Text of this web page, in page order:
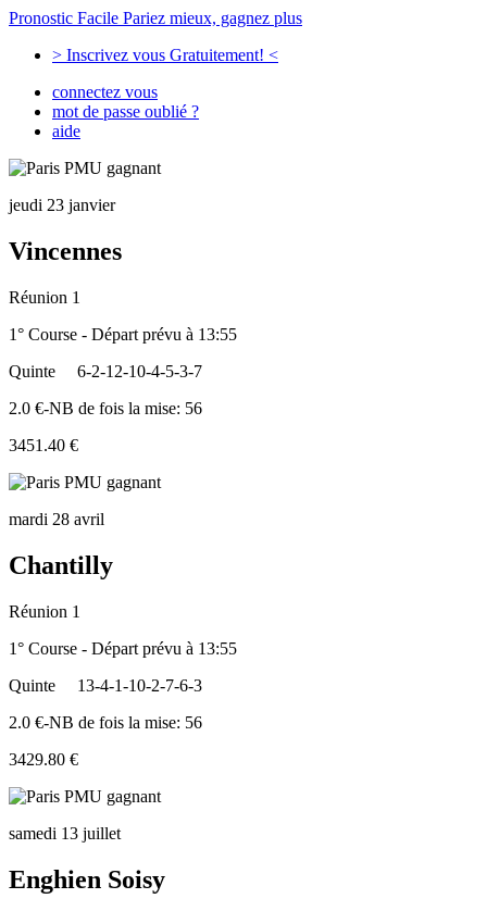
Pronostic Facile Pariez mieux, gagnez plus
> Inscrivez vous Gratuitement! <
connectez vous
mot de passe oublié ?
aide
jeudi 23 janvier
Vincennes
Réunion 1
1° Course - Départ prévu à 13:55
Quinte
6-2-12-10-4-5-3-7
2.0 €-NB de fois la mise: 56
3451.40 €
mardi 28 avril
Chantilly
Réunion 1
1° Course - Départ prévu à 13:55
Quinte
13-4-1-10-2-7-6-3
2.0 €-NB de fois la mise: 56
3429.80 €
samedi 13 juillet
Enghien Soisy